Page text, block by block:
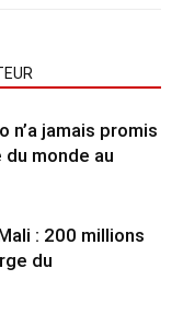
n’a jamais promis
monde au
: 200 millions
du